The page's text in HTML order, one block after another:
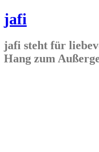
jafi
jafi steht für
Hang zum